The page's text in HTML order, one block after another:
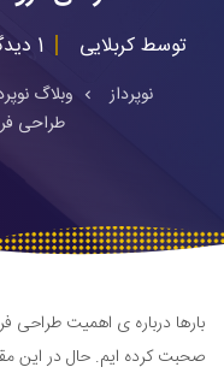
توسطکربلایی 1 دیدگاه
نوپرداز وبلاگ
طراحی
بارها درباره ی اهمیت طراحی
صحبت کرده ایم. حال در این